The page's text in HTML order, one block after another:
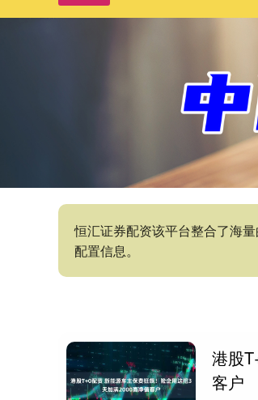
恒汇证券配资该平台整合了海
配置信息。
港股
客户